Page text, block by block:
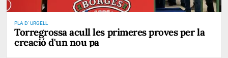
PLA D' URGELL
Torregrossa acull les primeres proves per la
creació d'un nou pa